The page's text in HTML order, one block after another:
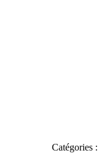
Catégories :